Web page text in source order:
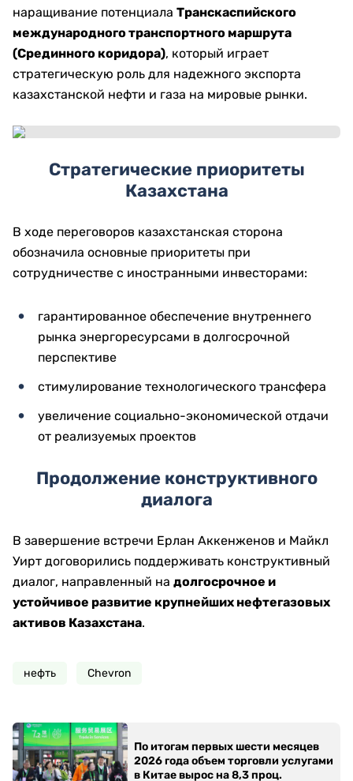
наращивание потенциала Транскаспийского
международного транспортного маршрута
(Срединного коридора), который играет
стратегическую роль для надежного экспорта
казахстанской нефти и газа на мировые рынки.
Стратегические приоритеты
Казахстана
В ходе переговоров казахстанская сторона
обозначила основные приоритеты при
сотрудничестве с иностранными инвесторами:
гарантированное обеспечение внутреннего
рынка энергоресурсами в долгосрочной
перспективе
стимулирование технологического трансфера
увеличение социально-экономической отдачи
от реализуемых проектов
Продолжение конструктивного
диалога
В завершение встречи Ерлан Аккенженов и Майкл
Уирт договорились поддерживать конструктивный
диалог, направленный на долгосрочное и
устойчивое развитие крупнейших нефтегазовых
активов Казахстана.
нефть Chevron
По итогам первых шести месяцев
2026 года объем торговли услугами
в Китае вырос на 8,3 проц.